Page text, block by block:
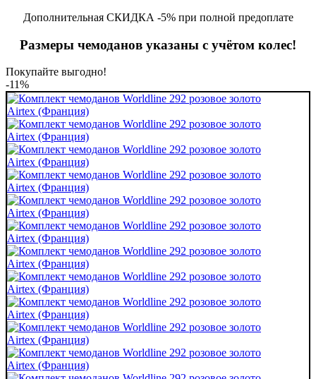
Дополнительная СКИДКА -5% при полной предоплате
Размеры чемоданов указаны с учётом колес!
Покупайте выгодно!
-11%